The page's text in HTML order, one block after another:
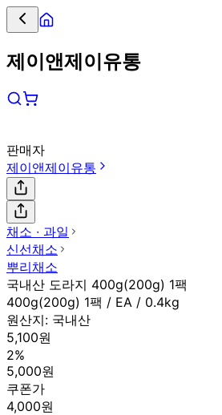
제이앤제이유통
판매자
제이앤제이유통
채소 ∙ 과일
신선채소
뿌리채소
국내산 도라지 400g(200g) 1팩
400g(200g) 1팩 / EA / 0.4kg
원산지: 국내산
5,100원
2%
5,000원
쿠폰가
4,000원